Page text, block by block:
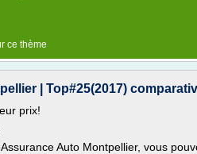
ce thème
| Top#25(2017)
prix!
Auto Montpellier, vous